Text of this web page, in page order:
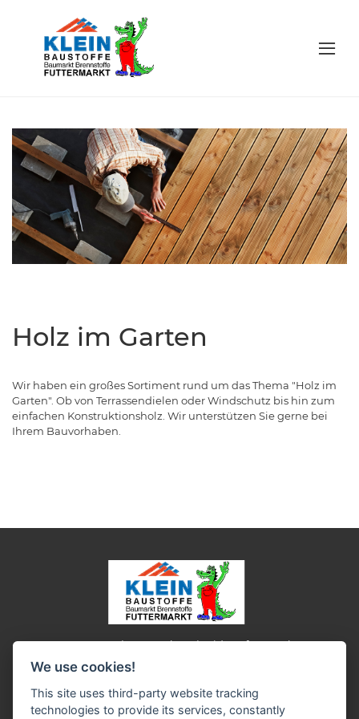
Holz im Garten
Wir haben ein großes Sortiment rund um das Thema "Holz im
Garten". Ob von Terrassendielen oder Windschutz bis hin zum
einfachen Konstruktionsholz. Wir unterstützen Sie gerne bei
Ihrem Bauvorhaben.
Impressum Datenschutz Widerruf-Formular
Cookie-Einstellungen ändern
Baustoffe Werner Klein GmbH
We use cookies!
This site uses third-party website tracking
technologies to provide its services, constantly